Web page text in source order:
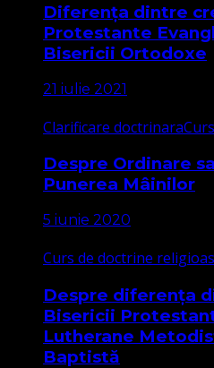
Diferența dintre
Protestante
Bisericii Ortodoxe
21 iulie 2021
Clarificare doctrinara
Despre Ordinare
Punerea Mâinilor
5 iunie 2020
Curs de doctrine
Despre diferența
Bisericii
Lutherane
Baptistă